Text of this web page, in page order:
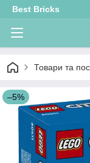
Best Bricks
Товари та
–5%